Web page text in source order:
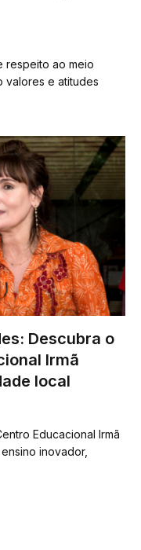
respeito ao meio
valores e atitudes
Descubra o
Irmã
local
Educacional Irmã
inovador,